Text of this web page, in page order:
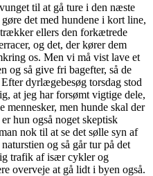
til at gå ture i den næste
det med hundene i kort line,
ellers den forkætrede
og det, der kører dem
os. Men vi må vist lave et
og så give fri bagefter, så de
dyrlægebesøg torsdag stod
at jeg har forsømt vigtige dele,
men hunde skal der
hun også noget skeptisk
nok til at se det sølle syn af
og så går tur på det
trafik af især cykler og
overveje at gå lidt i byen også.